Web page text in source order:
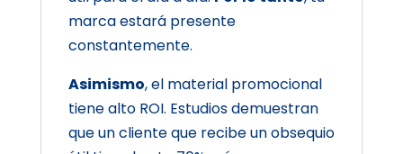
marca estará presente
constantemente.
Asimismo, el material promocional
tiene alto ROI. Estudios demuestran
que un cliente que recibe un obsequio